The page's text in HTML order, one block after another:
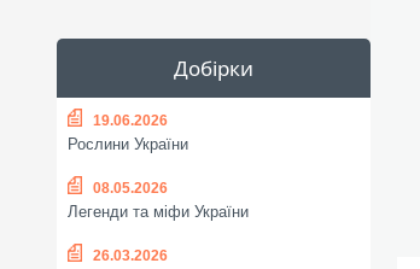
Добірки
19.06.2026
Рослини України
08.05.2026
Легенди та міфи України
26.03.2026